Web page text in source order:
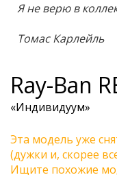
Я не верю в
Томас Карлейль
Ray-Ban
«Индивидуум»
Эта модель уже
(дужки и, скорее
Ищите похожие